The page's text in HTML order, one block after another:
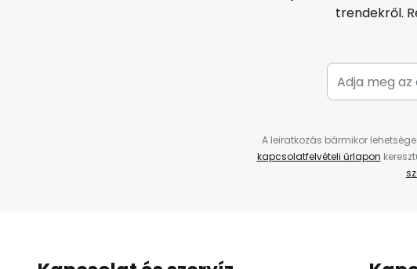
trendekről.
A leiratkozás bármikor
kapcsolatfelvételi űrlapon